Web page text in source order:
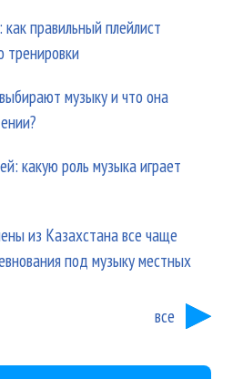
правильный плейлист
тренировки
музыку и что она
какую роль музыка играет
из Казахстана все чаще
под музыку местных
все